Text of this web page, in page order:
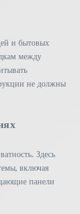
и бытовых
между
не должны
Здесь
включая
панели